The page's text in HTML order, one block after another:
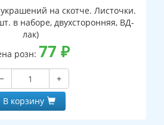
на скотче. Листочки.
в наборе, двухсторонняя, ВД-
лак)
розн: 77 ₽
−
+
В корзину